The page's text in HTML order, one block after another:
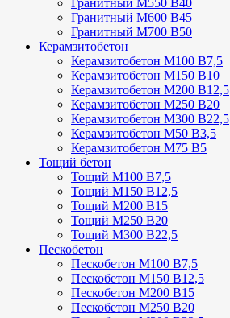
Гранитный М550 В40
Гранитный М600 В45
Гранитный М700 В50
Керамзитобетон
Керамзитобетон М100 В7,5
Керамзитобетон М150 В10
Керамзитобетон М200 В12,5
Керамзитобетон М250 В20
Керамзитобетон М300 В22,5
Керамзитобетон М50 В3,5
Керамзитобетон М75 В5
Тощий бетон
Тощий М100 В7,5
Тощий М150 В12,5
Тощий М200 В15
Тощий М250 В20
Тощий М300 В22,5
Пескобетон
Пескобетон М100 В7,5
Пескобетон М150 В12,5
Пескобетон М200 В15
Пескобетон М250 В20